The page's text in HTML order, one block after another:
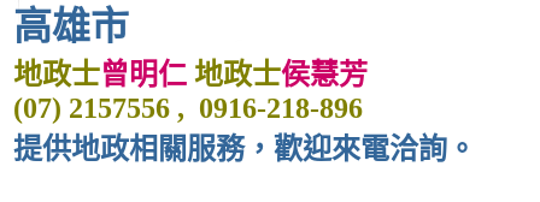
高雄市
地政士曾明仁 地政士侯慧芳
(07) 2157556 , 0916-218-896
提供地政相關服務，歡迎來電洽詢。